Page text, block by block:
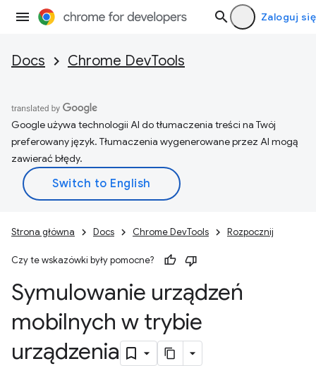
Zaloguj się
Docs Chrome DevTools
Google używa technologii AI do tłumaczenia treści na Twój
preferowany język. Tłumaczenia wygenerowane przez AI mogą
zawierać błędy.
Strona główna Docs Chrome DevTools Rozpocznij
Czy te wskazówki były pomocne?
Symulowanie urządzeń
mobilnych w trybie
urządzenia